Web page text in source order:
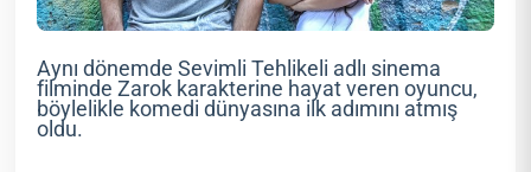
Aynı dönemde Sevimli Tehlikeli adlı sinema
filminde Zarok karakterine hayat veren oyuncu,
böylelikle komedi dünyasına ilk adımını atmış
oldu.